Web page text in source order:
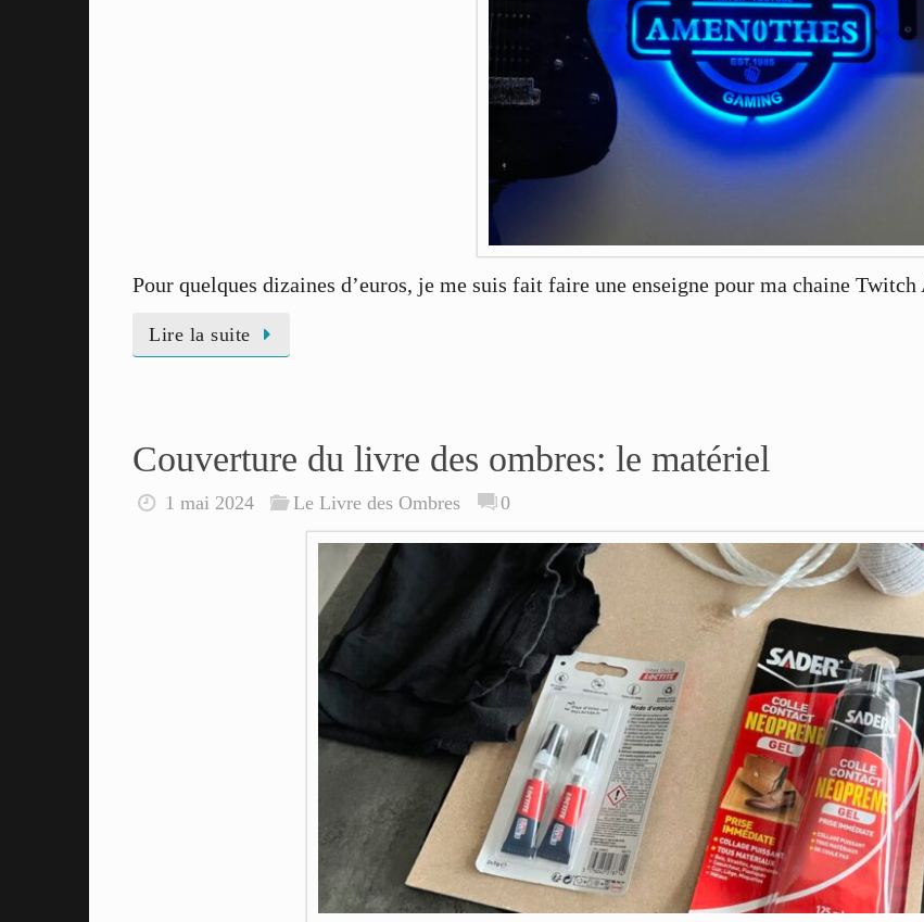
Pour quelques dizaines d’euros, je me suis fait faire une enseigne pour ma chaine
Lire la suite
Couverture du livre des ombres: le matériel
1 mai 2024 Le Livre des Ombres 0